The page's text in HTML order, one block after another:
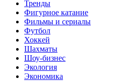
Тренды
Фигурное катание
Фильмы и сериалы
Футбол
Хоккей
Шахматы
Шоу-бизнес
Экология
Экономика